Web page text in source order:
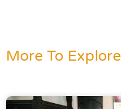
More To Explore